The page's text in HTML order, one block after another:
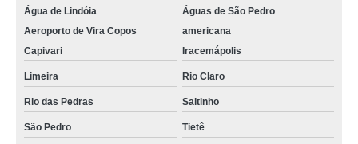
Água de Lindóia
Águas de São Pedro
Aeroporto de Vira Copos
americana
Capivari
Iracemápolis
Limeira Rio Claro
Rio das Pedras Saltinho
São Pedro Tietê